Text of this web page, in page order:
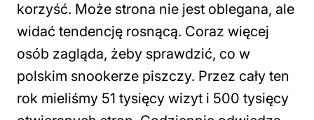
korzyść. Może strona nie jest oblegana, ale
widać tendencję rosnącą. Coraz więcej
osób zagląda, żeby sprawdzić, co w
polskim snookerze piszczy. Przez cały ten
rok mieliśmy 51 tysięcy wizyt i 500 tysięcy